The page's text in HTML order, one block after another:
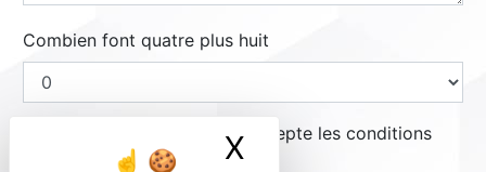
X Masquer le
Combien font quatre plus huit
En cochant cette case, j'accepte les conditions
particulières ci-dessous **